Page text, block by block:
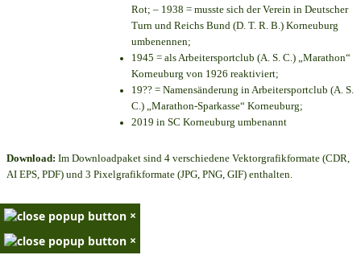
Rot; – 1938 = musste sich der Verein in Deutscher
Turn und Reichs Bund (D. T. R. B.) Korneuburg
umbenennen;
1945 = als Arbeitersportclub (A. S. C.) „Marathon“
Korneuburg von 1926 reaktiviert;
19?? = Namensänderung in Arbeitersportclub (A. S.
C.) „Marathon-Sparkasse“ Korneuburg;
2019 in SC Korneuburg umbenannt
Download: Im Downloadpaket sind 4 verschiedene Vektorgrafikformate (CDR,
AI EPS, PDF) und 3 Pixelgrafikformate (JPG, PNG, GIF) enthalten.
×
×